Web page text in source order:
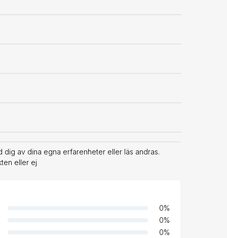
dig av dina egna erfarenheter eller läs andras.
eller ej
0%
0%
0%